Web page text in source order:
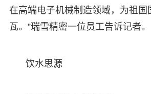
在高端电子机械制造领域，为祖国
瓦。”瑞雪精密一位员工告诉记者。
饮水思源